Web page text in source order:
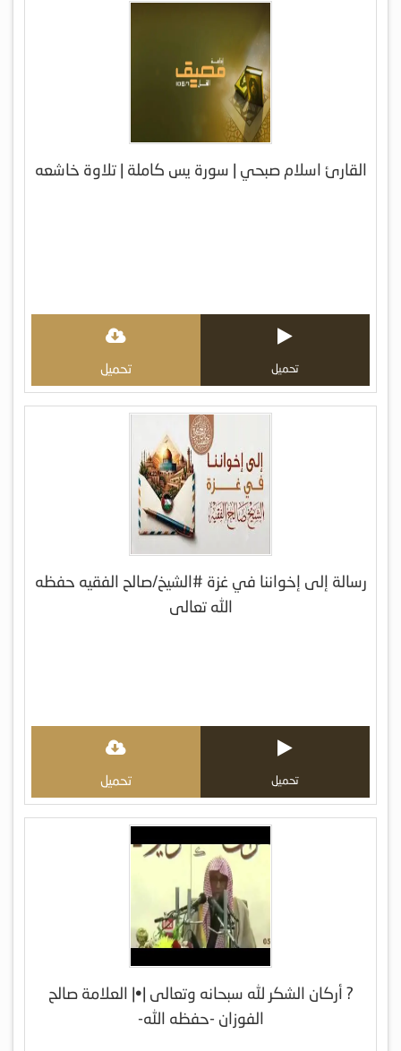
القارئ اسلام صبحي | سورة يس كاملة | تلاوة خاشعه
تحميل تحميل
رسالة إلى إخواننا في غزة #الشيخ/صالح الفقيه حفظه
الله تعالى
تحميل تحميل
? أركان الشكر لله سبحانه وتعالى |•| العلامة صالح
الفوزان -حفظه الله-